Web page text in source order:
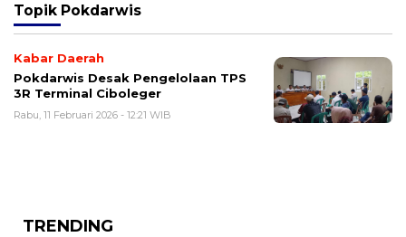
Topik Pokdarwis
Kabar Daerah
Pokdarwis Desak Pengelolaan TPS
3R Terminal Ciboleger
Rabu, 11 Februari 2026 - 12:21 WIB
TRENDING